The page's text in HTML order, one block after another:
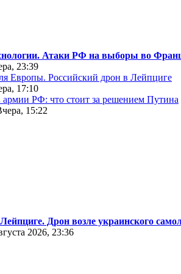
Атаки РФ на выборы во
23:39
Европы. Российский дрон в Лейпциге
17:10
РФ: что стоит за решением Путина
15:22
Дрон возле украинского
2026, 23:36